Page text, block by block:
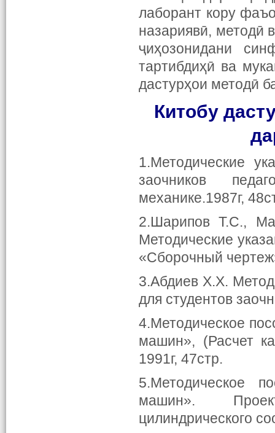
лаборант кору
назариявӣ, методӣ
ҷиҳозонидани
тартибдиҳӣ ва
дастурҳои методӣ
Китобу
1.Методические
заочников
механике.1987г,
2.Шарипов Т.С.,
Методические
«Сборочный
3.Абдиев Х.Х.
для студентов
4.Методическое
машин», (Расчет
1991г, 47стр.
5.Методическое
машин».
цилиндрического